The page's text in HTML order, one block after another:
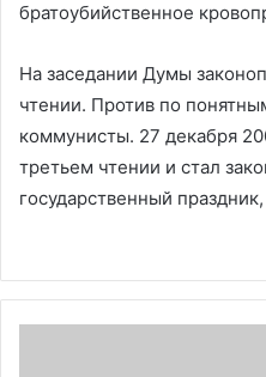
братоубийственное
На заседании Думы
чтении. Против по
коммунисты. 27 декабря
третьем чтении и стал
государственный